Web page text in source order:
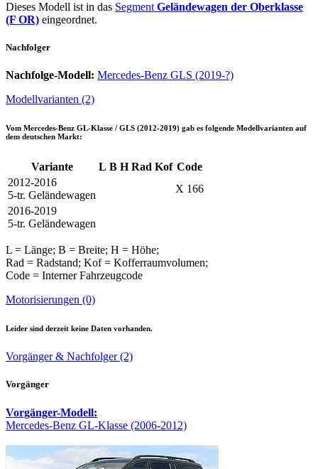
Dieses Modell ist in das Segment Geländewagen der Oberklasse
(F OR) eingeordnet.
Nachfolger
Nachfolge-Modell: Mercedes-Benz GLS (2019-?)
Modellvarianten (2)
Vom Mercedes-Benz GL-Klasse / GLS (2012-2019) gab es folgende Modellvarianten auf
dem deutschen Markt:
Variante L B H Rad Kof Code
2012-2016
5-tr. Geländewagen
X 166
2016-2019
5-tr. Geländewagen
L = Länge; B = Breite; H = Höhe;
Rad = Radstand; Kof = Kofferraumvolumen;
Code = Interner Fahrzeugcode
Motorisierungen (0)
Leider sind derzeit keine Daten vorhanden.
Vorgänger & Nachfolger (2)
Vorgänger
Vorgänger-Modell:
Mercedes-Benz GL-Klasse (2006-2012)